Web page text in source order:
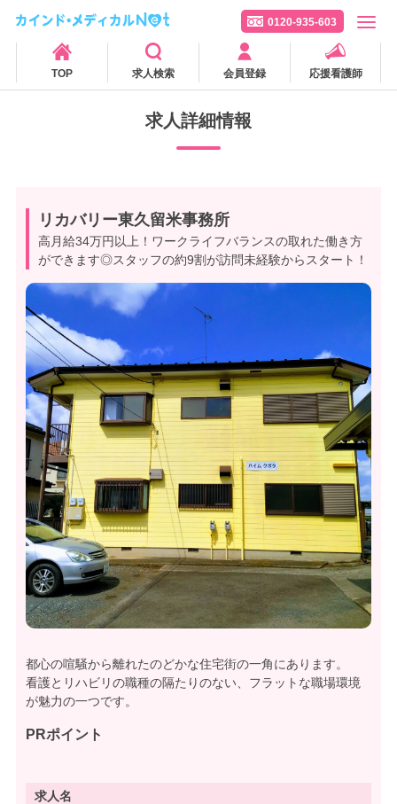
0120-935-603
TOP 求人検索 会員登録 応援看護師
求人詳細情報
リカバリー東久留米事務所
高月給34万円以上！ワークライフバランスの取れた働き方
ができます◎スタッフの約9割が訪問未経験からスタート！
都心の喧騒から離れたのどかな住宅街の一角にあります。
看護とリハビリの職種の隔たりのない、フラットな職場環境
が魅力の一つです。
PRポイント
求人名